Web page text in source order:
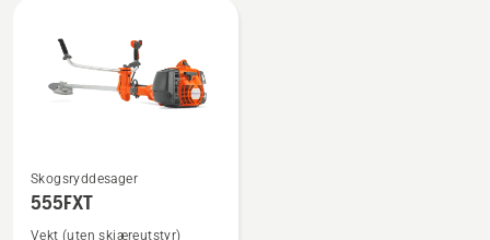
Se
flere
detaljer
Skogsryddesager
555FXT
Vekt (uten skjæreutstyr)